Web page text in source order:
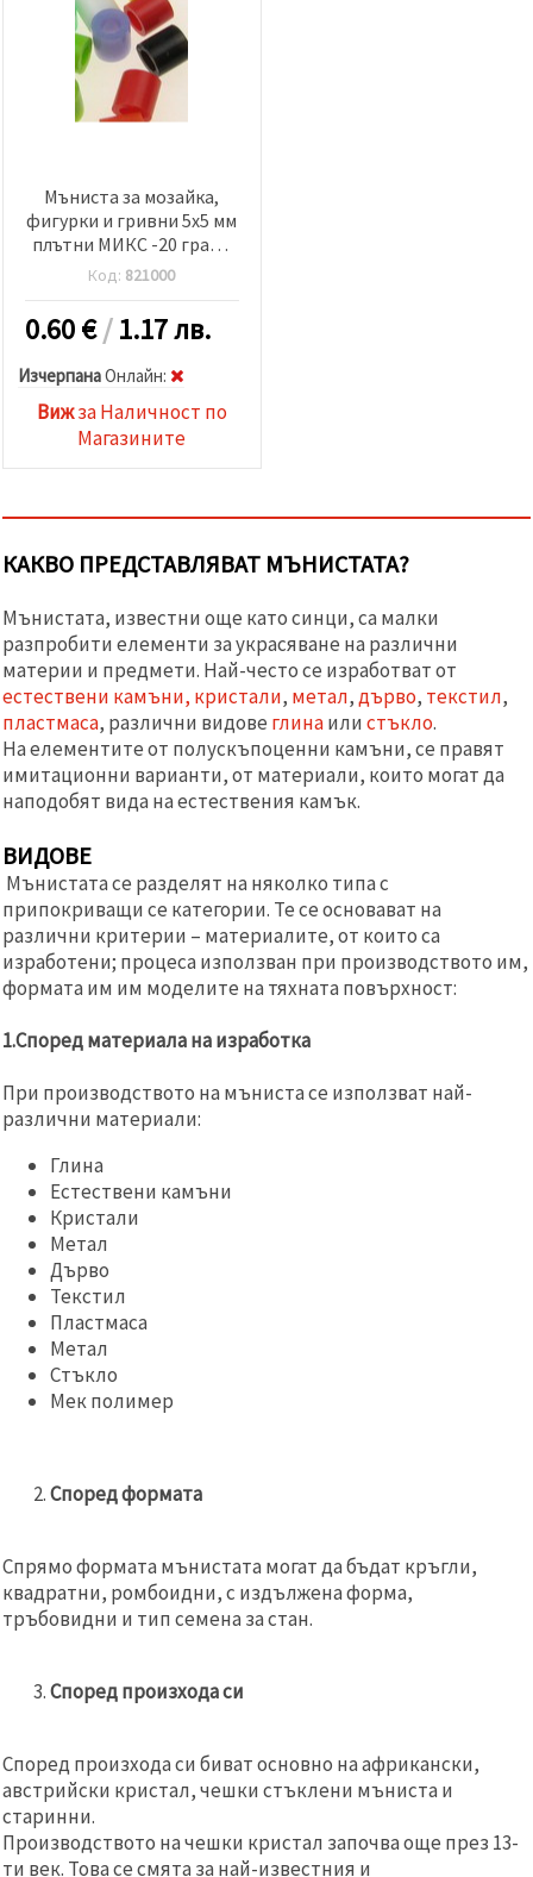
Мъниста за мозайка,
фигурки и гривни 5x5 мм
плътни МИКС -20 грама
~380 броя
Код: 821000
0.60€/1.17 лв.
ИзчерпанаOнлайн:
Вижза Наличност по
Магазините
КАКВО ПРЕДСТАВЛЯВАТ МЪНИСТАТА?
Мънистата, известни още като синци, са малки
разпробити елементи за украсяване на различни
материи и предмети. Най-често се изработват от
естествени камъни, кристали, метал,дърво, текстил,
пластмаса, различни видове глинаили стъкло.
На елементите от полускъпоценни камъни, се правят
имитационни варианти, от материали, които могат да
наподобят вида на естествения камък.
ВИДОВЕ
Мънистата се разделят на няколко типа с
припокриващи се категории. Те се основават на
различни критерии – материалите, от които са
изработени; процеса използван при производството им,
формата им им моделите на тяхната повърхност:
1.Според материала на изработка
При производството на мъниста се използват най-
различни материали:
Глина
Естествени камъни
Кристали
Метал
Дърво
Текстил
Пластмаса
Метал
Стъкло
Мек полимер
Според формата
Спрямо формата мънистата могат да бъдат кръгли,
квадратни, ромбоидни, с издължена форма,
тръбовидни и тип семена за стан.
Според произхода си
Според произхода си биват основно на африкански,
австрийски кристал, чешки стъклени мъниста и
старинни.
Производството на чешки кристал започва още през 13-
ти век. Това се смята за най-известния и